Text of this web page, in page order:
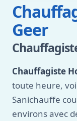
Geer
Chauffagiste
toute heure,
Sanichauffe
environs avec